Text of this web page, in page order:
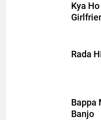
Kya
Rada
Bappa
Banjo